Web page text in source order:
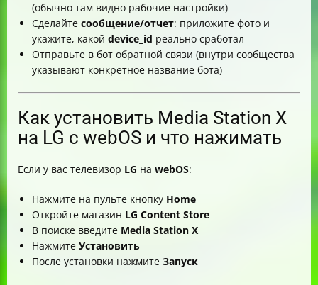
(обычно там видно рабочие настройки)
Сделайте сообщение/отчет: приложите фото и
укажите, какой device_id реально сработал
Отправьте в бот обратной связи (внутри сообщества
указывают конкретное название бота)
Как установить Media Station X
на LG с webOS и что нажимать
Если у вас телевизор LG на webOS:
Нажмите на пульте кнопку Home
Откройте магазин LG Content Store
В поиске введите Media Station X
Нажмите Установить
После установки нажмите Запуск